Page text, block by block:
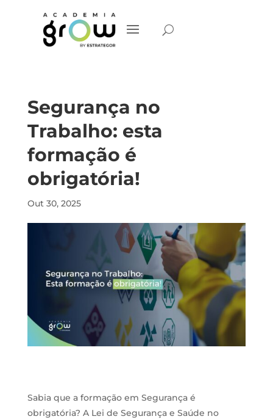
Segurança no
Trabalho: esta
formação é
obrigatória!
Out 30, 2025
Sabia que a formação em Segurança é
obrigatória? A Lei de Segurança e Saúde no